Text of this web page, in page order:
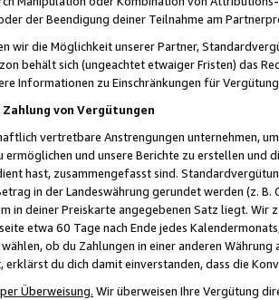
der Beendigung deiner Teilnahme am
wir die Möglichkeit unserer Partner,
behält sich (ungeachtet etwaiger Fristen) das
Informationen zu Einschränkungen für
von Vergütungen
vertretbare Anstrengungen unternehmen,
und unsere Berichte zu erstellen und
hast, zusammengefasst sind.
in der Landeswährung gerundet werden (z.
in deiner Preiskarte angegebenen Satz liegt.
etwa 60 Tage nach Ende jedes
ob du Zahlungen in einer anderen
erklärst du dich damit einverstanden, dass die
Überweisung. Wir überweisen Ihre Vergütung